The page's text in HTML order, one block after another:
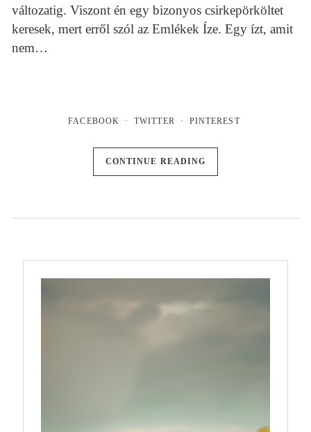
változatig. Viszont én egy bizonyos csirkepörköltet
keresek, mert erről szól az Emlékek Íze. Egy ízt, amit
nem…
FACEBOOK TWITTER PINTEREST
CONTINUE READING